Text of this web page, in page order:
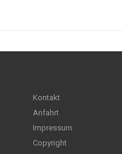
Kontakt
Anfahrt
Impressum
Copyright